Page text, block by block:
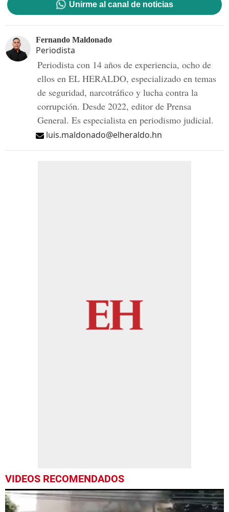
Unirme al canal de noticias
Fernando Maldonado
Periodista
Periodista con 14 años de experiencia, ocho de
ellos en EL HERALDO, especializado en temas
de seguridad, narcotráfico y lucha contra la
corrupción. Desde 2022, editor de Prensa
General. Es especialista en periodismo judicial.
luis.maldonado@elheraldo.hn
VIDEOS RECOMENDADOS